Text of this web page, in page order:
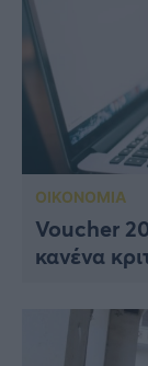
ΟΙΚΟΝΟΜΙΑ
Voucher
κανένα